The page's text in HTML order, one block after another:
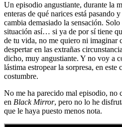
Un episodio angustiante, durante la
enteras de qué narices está pasando
cambia demasiado la sensación. Solo
situación así… si ya de por sí tiene
de tu vida, no me quiero ni imaginar
despertar en las extrañas
dicho, muy angustiante. Y no voy a
lástima estropear la sorpresa, en este
costumbre.
No me ha parecido mal episodio, no
en Black Mirror, pero no lo he
que le haya puesto menos nota.